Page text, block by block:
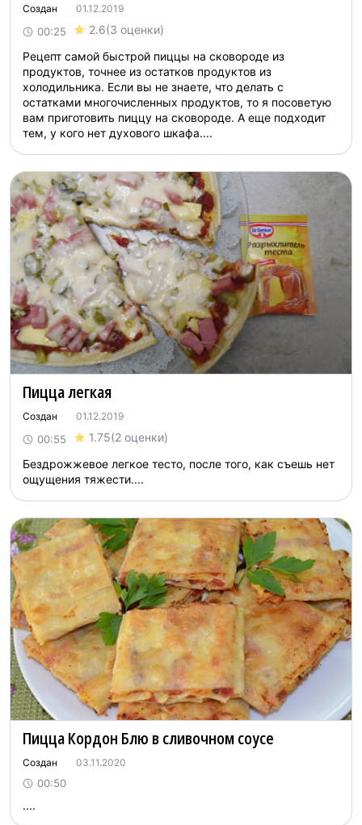
Создан 01.12.2019
00:25 2.6(3 оценки)
Рецепт самой быстрой пиццы на сковороде из
продуктов, точнее из остатков продуктов из
холодильника. Если вы не знаете, что делать с
остатками многочисленных продуктов, то я посоветую
вам приготовить пиццу на сковороде. А еще подходит
тем, у кого нет духового шкафа....
Пицца легкая
Создан 01.12.2019
00:55 1.75(2 оценки)
Бездрожжевое легкое тесто, после того, как съешь нет
ощущения тяжести....
Пицца Кордон Блю в сливочном соусе
Создан 03.11.2020
00:50
....